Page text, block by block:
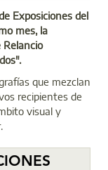
Exposiciones del
mes, la
Relancio
que mezclan
recipientes de
visual y